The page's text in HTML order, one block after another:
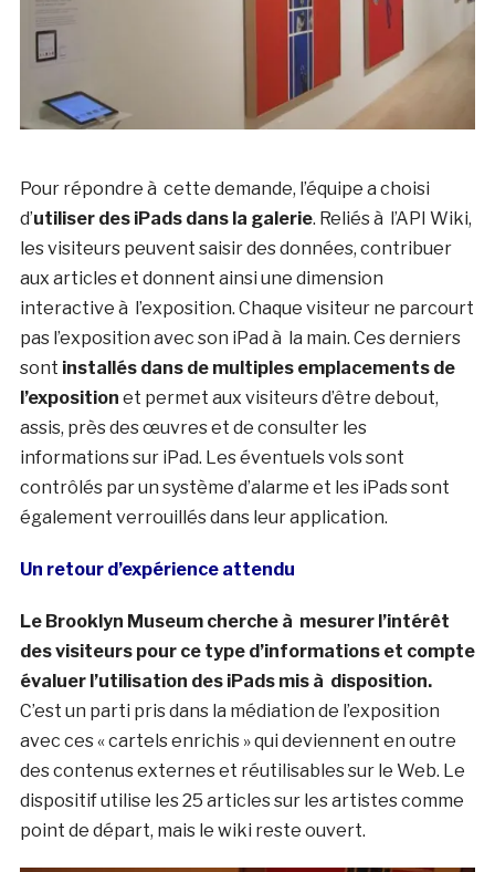
Pour répondre à cette demande, l’équipe a choisi
d’utiliser des iPads dans la galerie. Reliés à l’API Wiki,
les visiteurs peuvent saisir des données, contribuer
aux articles et donnent ainsi une dimension
interactive à l’exposition. Chaque visiteur ne parcourt
pas l’exposition avec son iPad à la main. Ces derniers
sont installés dans de multiples emplacements de
l’exposition et permet aux visiteurs d’être debout,
assis, près des œuvres et de consulter les
informations sur iPad. Les éventuels vols sont
contrôlés par un système d’alarme et les iPads sont
également verrouillés dans leur application.
Un retour d’expérience attendu
Le Brooklyn Museum cherche à mesurer l’intérêt
des visiteurs pour ce type d’informations et compte
évaluer l’utilisation des iPads mis à disposition.
C’est un parti pris dans la médiation de l’exposition
avec ces « cartels enrichis » qui deviennent en outre
des contenus externes et réutilisables sur le Web. Le
dispositif utilise les 25 articles sur les artistes comme
point de départ, mais le wiki reste ouvert.